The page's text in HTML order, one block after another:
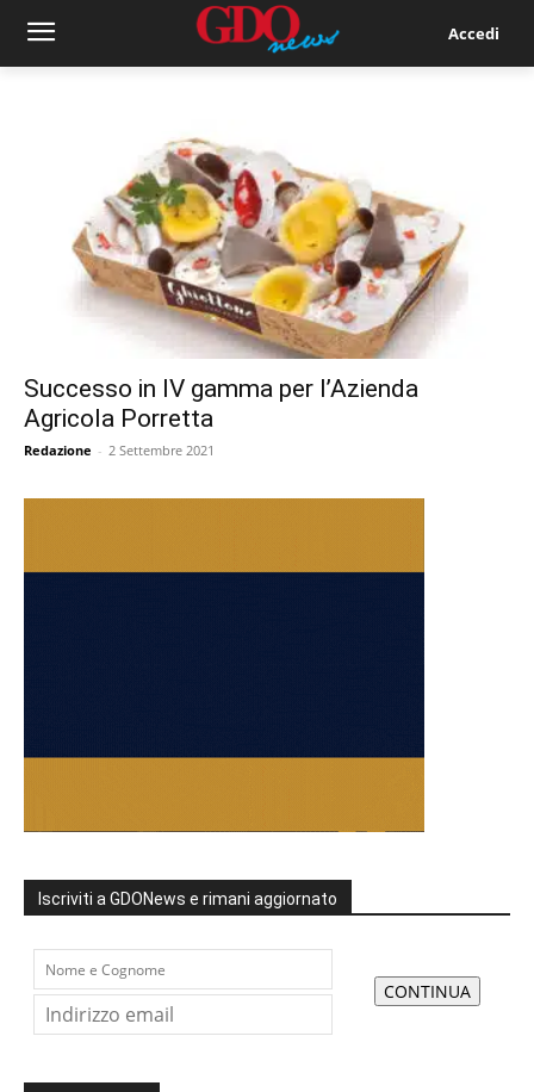
Accedi
Successo in IV gamma per l’Azienda
Agricola Porretta
Redazione - 2 Settembre 2021
Iscriviti a GDONews e rimani aggiornato